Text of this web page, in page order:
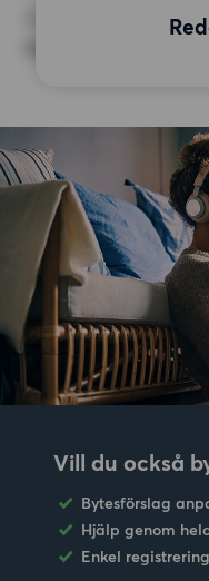
ÖVRIGA PREFERENSER
Inga speciella
Vill du också
Bytesförslag
Hjälp genom
Enkel